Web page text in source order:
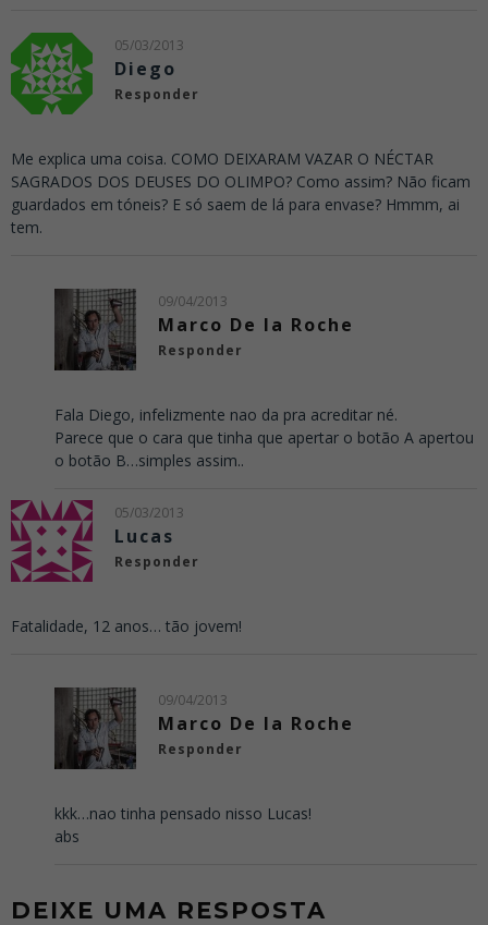
05/03/2013
Diego
Responder
Me explica uma coisa. COMO DEIXARAM VAZAR O NÉCTAR
SAGRADOS DOS DEUSES DO OLIMPO? Como assim? Não ficam
guardados em tóneis? E só saem de lá para envase? Hmmm, ai
tem.
09/04/2013
Marco De la Roche
Responder
Fala Diego, infelizmente nao da pra acreditar né.
Parece que o cara que tinha que apertar o botão A apertou
o botão B…simples assim..
05/03/2013
Lucas
Responder
Fatalidade, 12 anos… tão jovem!
09/04/2013
Marco De la Roche
Responder
kkk…nao tinha pensado nisso Lucas!
abs
DEIXE UMA RESPOSTA